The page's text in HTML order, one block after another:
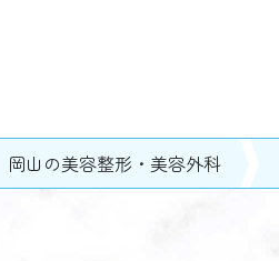
岡山の美容整形・美容外科